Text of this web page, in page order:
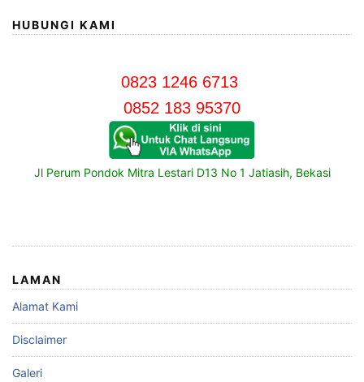
HUBUNGI KAMI
0823 1246 6713
0852 183 95370
Jl Perum Pondok Mitra Lestari D13 No 1 Jatiasih, Bekasi
LAMAN
Alamat Kami
Disclaimer
Galeri